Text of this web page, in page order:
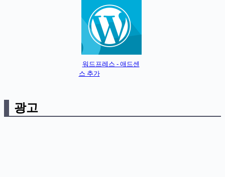
워드프레스 - 애드센
스 추가
광고